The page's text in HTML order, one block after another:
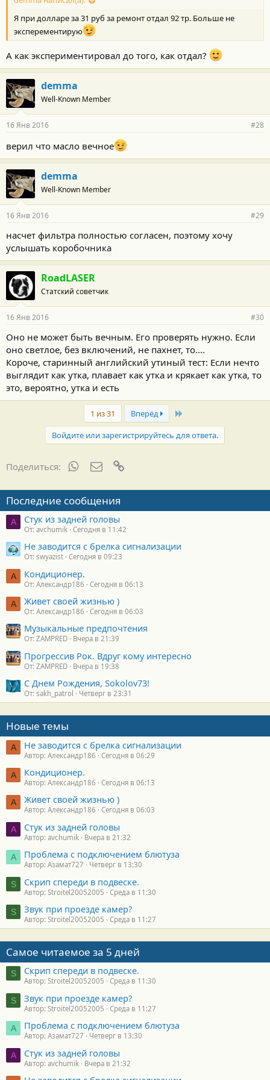
Я при долларе за 31 руб за ремонт отдал 92 тр. Больше не
эксперементирую
А как экспериментировал до того, как отдал?
demma
Well-Known Member
16 Янв 2016 #28
верил что масло вечное
demma
Well-Known Member
16 Янв 2016 #29
насчет фильтра полностью согласен, поэтому хочу
услышать коробочника
RoadLASER
Статский советчик
16 Янв 2016 #30
Оно не может быть вечным. Его проверять нужно. Если
оно светлое, без включений, не пахнет, то....
Короче, старинный английский утиный тест: Если нечто
выглядит как утка, плавает как утка и крякает как утка, то
это, вероятно, утка и есть
1 из 31 Вперёд
Войдите или зарегистрируйтесь для ответа.
Поделиться: WhatsAppЭлектронная почта
Последние сообщения
A Стук из задней головы
От: avchumik Сегодня в 11:42
Не заводится с брелка сигнализации
От: swyazist Сегодня в 09:23
А Кондиционер.
От: Александр186 Сегодня в 06:13
А Живет своей жизнью )
От: Александр186 Сегодня в 06:03
Музыкальные предпочтения
От: ZAMPRED Вчера в 21:39
Прогрессив Рок. Вдруг кому интересно
От: ZAMPRED Вчера в 19:38
С Днем Рождения, Sokolov73!
От: sakh_patrol Четверг в 23:31
Новые темы
А Не заводится с брелка сигнализации
Автор: Александр186 Сегодня в 06:29
А Кондиционер.
Автор: Александр186 Сегодня в 06:13
А Живет своей жизнью )
Автор: Александр186 Сегодня в 06:03
A Стук из задней головы
Автор: avchumik Вчера в 21:32
А Проблема с подключением блютуза
Автор: Азамат727 Четверг в 13:30
S Скрип спереди в подвеске.
Автор: Stroitel20052005 Среда в 11:30
S Звук при проезде камер?
Автор: Stroitel20052005 Среда в 11:27
Самое читаемое за 5 дней
S Скрип спереди в подвеске.
Автор: Stroitel20052005 Среда в 11:30
S Звук при проезде камер?
Автор: Stroitel20052005 Среда в 11:27
А Проблема с подключением блютуза
Автор: Азамат727 Четверг в 13:30
A Стук из задней головы
Автор: avchumik Вчера в 21:32